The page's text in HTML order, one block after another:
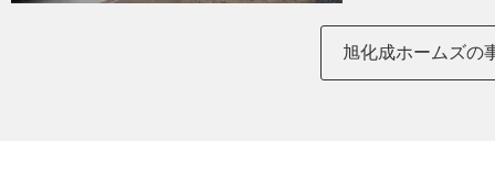
旭化成ホームズの